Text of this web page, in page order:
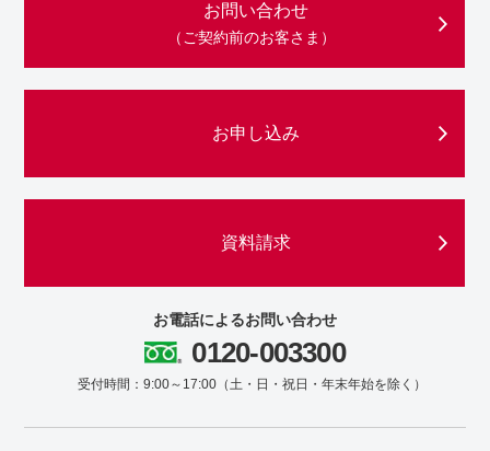
お問い合わせ
（ご契約前のお客さま）
お申し込み
資料請求
お電話によるお問い合わせ
0120-003300
受付時間：9:00～17:00（土・日・祝日・年末年始を除く）